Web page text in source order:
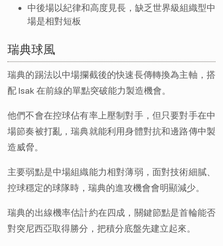
中後場以紀律和高度見長，缺乏世界級組織型中
場是相對短板
瑞典球風
瑞典的踢法以中場攔截後的快速長傳轉換為主軸，搭
配 Isak 在前線的單點突破能力製造機會。
他們不會在控球佔有率上壓制對手，但只要對手在中
場節奏被打亂，瑞典就能利用身體對抗和邊路傳中製
造威脅。
主要弱點是中場組織能力相對薄弱，面對技術細膩、
控球穩定的球隊時，瑞典的進攻機會會明顯減少。
瑞典的出線機率估計約在四成，關鍵節點是首輪能否
對突尼西亞取得勝分，把積分底盤先建立起來。